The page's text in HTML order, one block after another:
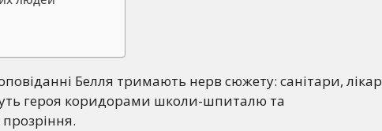
Белля тримають нерв сюжету: санітари, лікар
героя коридорами школи-шпиталю та